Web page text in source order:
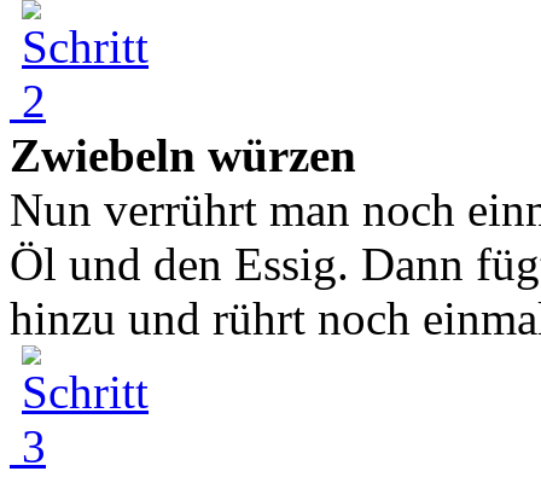
Zwiebeln würzen
Nun verrührt man noch
Öl und den Essig. Dann
hinzu und rührt noch